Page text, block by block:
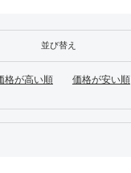
並び替え
格が高い順 価格が安い順